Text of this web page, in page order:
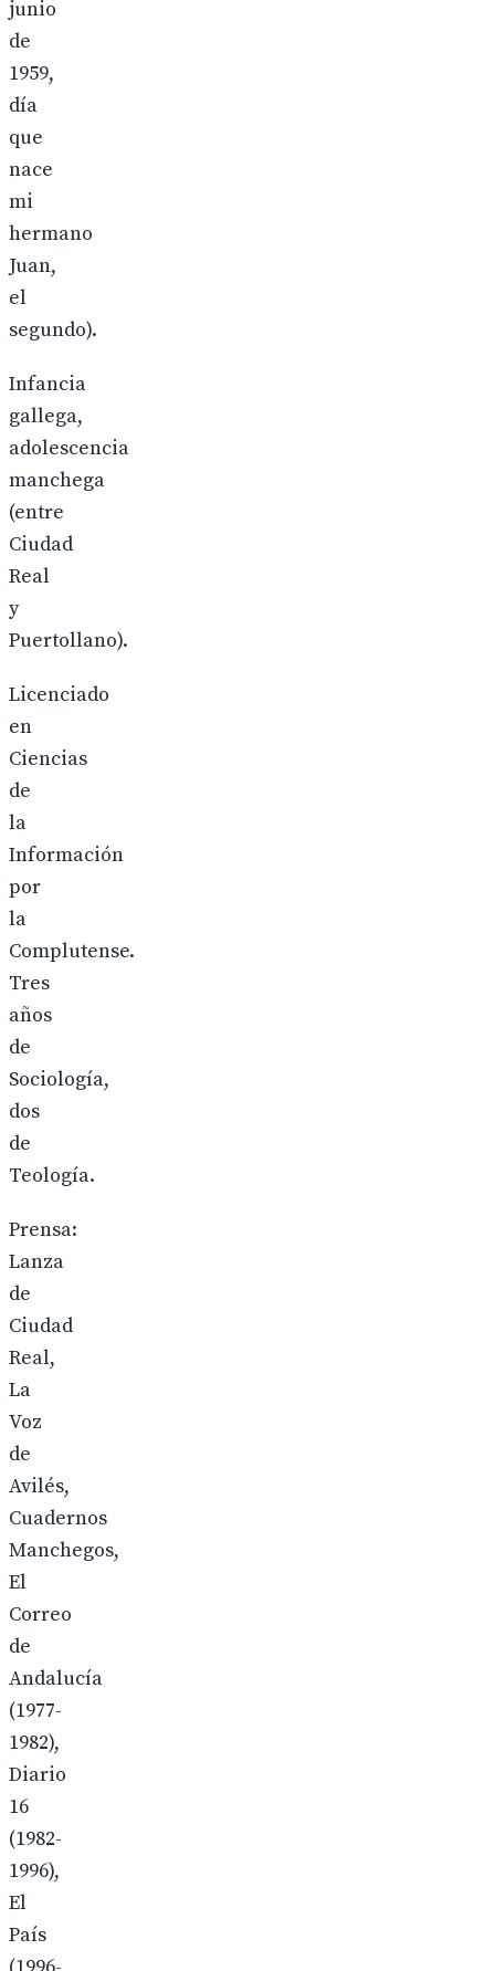
junio
de
1959,
día
que
nace
mi
hermano
Juan,
el
segundo).
Infancia
gallega,
adolescencia
manchega
(entre
Ciudad
Real
y
Puertollano).
Licenciado
en
Ciencias
de
la
Información
por
la
Complutense.
Tres
años
de
Sociología,
dos
de
Teología.
Prensa:
Lanza
de
Ciudad
Real,
La
Voz
de
Avilés,
Cuadernos
Manchegos,
El
Correo
de
Andalucía
(1977-
1982),
Diario
16
(1982-
1996),
El
País